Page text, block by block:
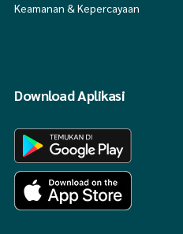
Keamanan & Kepercayaan
Download Aplikasi